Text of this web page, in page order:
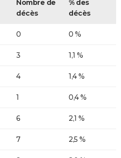
Nombre de
décès
% des
décès
0 0 %
3 1,1 %
4 1,4 %
1 0,4 %
6 2,1 %
7 2,5 %